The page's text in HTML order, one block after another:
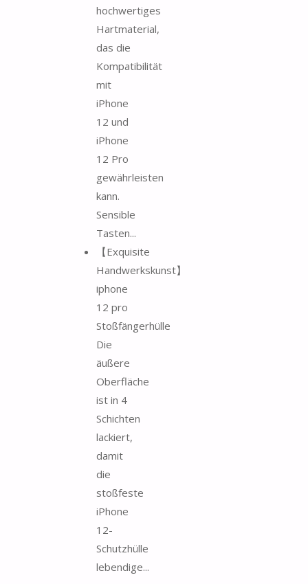
hochwertiges
Hartmaterial,
das die
Kompatibilität
mit
iPhone
12 und
iPhone
12 Pro
gewährleisten
kann.
Sensible
Tasten...
【Exquisite
Handwerkskunst】
iphone
12 pro
Stoßfängerhülle
Die
äußere
Oberfläche
ist in 4
Schichten
lackiert,
damit
die
stoßfeste
iPhone
12-
Schutzhülle
lebendige...